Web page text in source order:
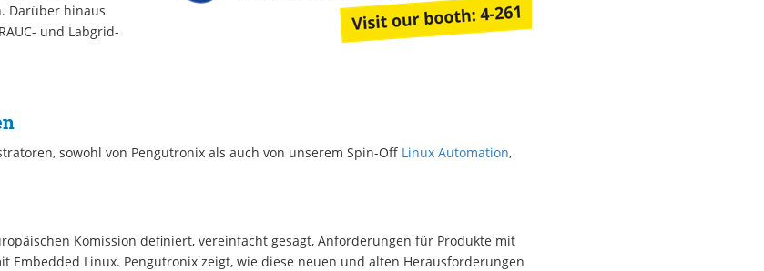
Darüber hinaus
und Labgrid-
sowohl von Pengutronix als auch von unserem Spin-Off Linux Automation,
Komission definiert, vereinfacht gesagt, Anforderungen für Produkte mit
Embedded Linux. Pengutronix zeigt, wie diese neuen und alten Herausforderungen